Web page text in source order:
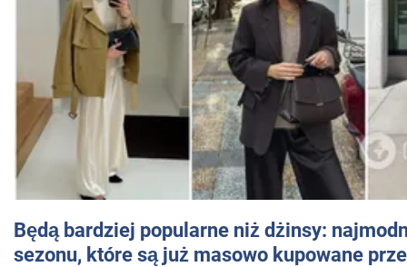
Będą bardziej popularne niż dżinsy:
sezonu, które są już masowo kupowane